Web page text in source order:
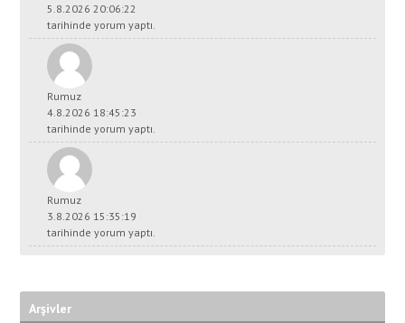
5.8.2026 20:06:22
tarihinde yorum yaptı.
Rumuz
4.8.2026 18:45:23
tarihinde yorum yaptı.
Rumuz
3.8.2026 15:35:19
tarihinde yorum yaptı.
Arşivler